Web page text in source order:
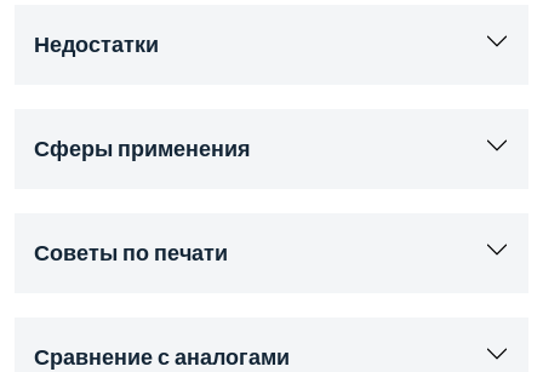
Недостатки
Сферы применения
Советы по печати
Сравнение с аналогами